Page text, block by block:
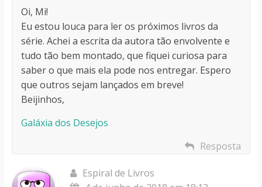
Oi, Mi!
Eu estou louca para ler os próximos livros da
série. Achei a escrita da autora tão envolvente e
tudo tão bem montado, que fiquei curiosa para
saber o que mais ela pode nos entregar. Espero
que outros sejam lançados em breve!
Beijinhos,
Galáxia dos Desejos
Resposta
Espiral de Livros